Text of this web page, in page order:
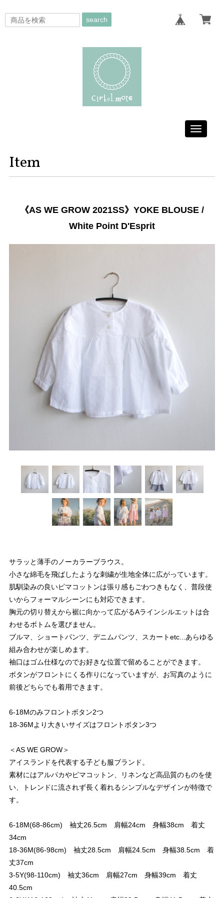
search
Toggle
Item
《AS WE GROW 2021SS》YOKE BLOUSE /
White Point D'Esprit
サラッと薄手のノーカラーブラウス。
小さな綿毛を飛ばしたような刺繍が生地全体に広がっています。
肌馴染みの良いピマコットンは張り感もごわつきもなく、普段使
いからフォーマルシーンにも対応できます。
胸元の切り替えから裾に向かって広がるAラインシルエットは合
わせるボトムを選びません。
ブルマ、ショートパンツ、デニムパンツ、スカートetc...あらゆる
組み合わせが楽しめます。
袖口はゴム仕様なのでお好きな位置で留めることができます。
ボタンがフロントにくる作りになっていますが、お写真のように
前後どちらでも着用できます。
6-18Mのみフロントボタン2つ
18-36Mより大きいサイズはフロントボタン3つ
＜AS WE GROW＞
アイスランドを代表する子ども服ブランド。
素材にはアルパカやピマコットン、リネンなど高品質のものを使
い、トレンドに流されず長く着れるシンプルなデザインが特徴で
す。
6-18M(68-86cm) 袖丈26.5cm 肩幅24cm 身幅38cm 着丈
34cm
18-36M(86-98cm) 袖丈28.5cm 肩幅24.5cm 身幅38.5cm 着
丈37cm
3-5Y(98-110cm) 袖丈36cm 肩幅27cm 身幅39cm 着丈
40.5cm